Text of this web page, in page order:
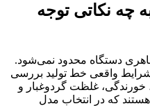
چه نکاتی توجه
دستگاه محدود نمی‌شود.
شرایط واقعی خط تولید بررسی
خورندگی، غلظت گردوغبار و
که در انتخاب مدل